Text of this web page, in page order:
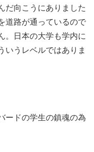
だ向こうにありました
道路が通っているので
。日本の大学も学内に
いうレベルではありま
ードの学生の鎮魂の為